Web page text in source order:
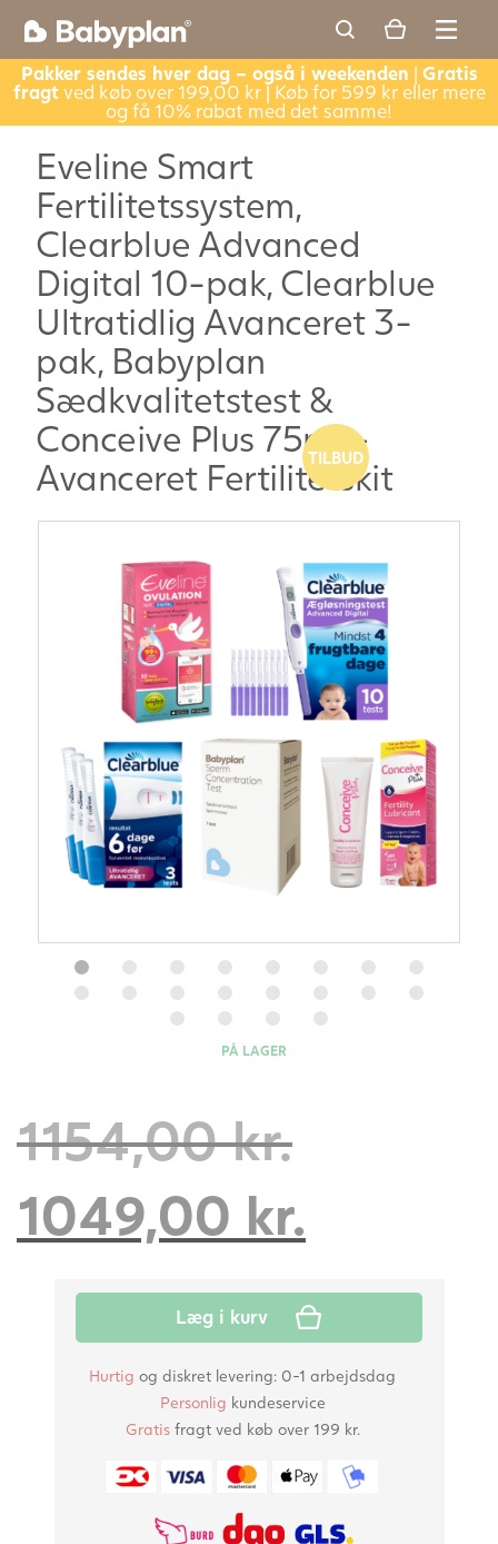
Pakker sendes hver dag – også i weekenden | Gratis
fragtved køb over 199,00 kr | Køb for 599 kr eller mere
og få 10% rabat med det samme!
Eveline Smart
Fertilitetssystem,
Clearblue Advanced
Digital 10-pak, Clearblue
Ultratidlig Avanceret 3-
pak, Babyplan
Sædkvalitetstest &
Conceive Plus 75ml –
Avanceret Fertilitetskit
TILBUD
PÅ LAGER
1154,00kr.Den
pris
var:
1154,00
kr..
1049,00 kr.
pris
er:
Læg i kurv
Hurtig og diskret levering: 0-1 arbejdsdag
Personlig kundeservice
Gratisfragt ved køb over 199 kr.